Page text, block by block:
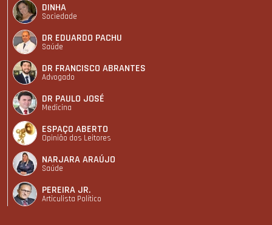
DINHA
Sociedade
DR EDUARDO PACHU
Saúde
DR FRANCISCO ABRANTES
Advogado
DR PAULO JOSÉ
Medicina
ESPAÇO ABERTO
Opinião dos Leitores
NARJARA ARAÚJO
Saúde
PEREIRA JR.
Articulista Polí­tico